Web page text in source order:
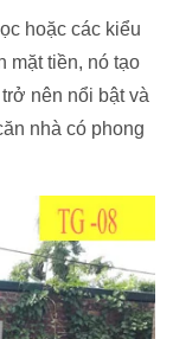
hoặc các kiểu
mặt tiền, nó tạo
nên nổi bật và
nhà có phong